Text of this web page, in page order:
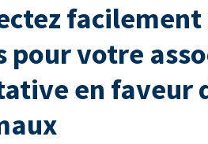
facilement
pour votre
en faveur